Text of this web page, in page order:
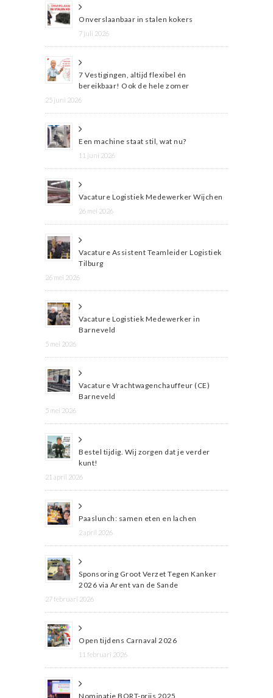
Onverslaanbaar in stalen kokers
7 juli 2026
7 Vestigingen, altijd flexibel én
bereikbaar! Ook de hele zomer
25 juni 2026
Een machine staat stil, wat nu?
11 juni 2026
Vacature Logistiek Medewerker Wijchen
26 mei 2026
Vacature Assistent Teamleider Logistiek
Tilburg
26 mei 2026
Vacature Logistiek Medewerker in
Barneveld
5 mei 2026
Vacature Vrachtwagenchauffeur (CE)
Barneveld
5 mei 2026
Bestel tijdig. Wij zorgen dat je verder
kunt!
21 april 2026
Paaslunch: samen eten en lachen
2 april 2026
Sponsoring Groot Verzet Tegen Kanker
2026 via Arent van de Sande
27 februari 2026
Open tijdens Carnaval 2026
11 februari 2026
Nominatie BORT-prijs 2025